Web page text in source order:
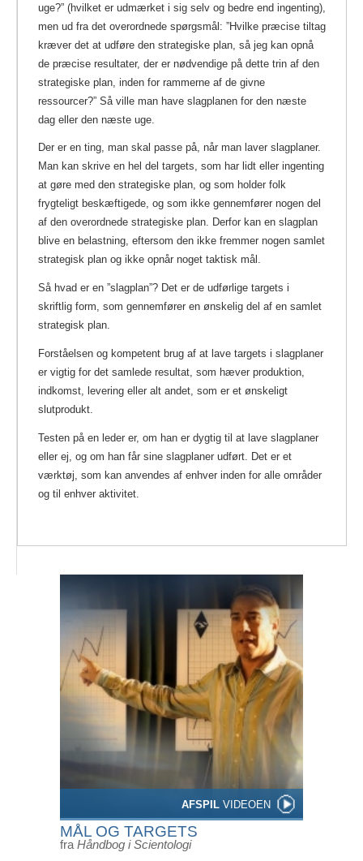
AFSPIL VIDEOEN
MÅL OG TARGETS
fra Håndbog i Scientologi
uge?” (hvilket er udmærket i sig selv og bedre end ingenting),
men ud fra det overordnede spørgsmål: ”Hvilke præcise tiltag
kræver det at udføre den strategiske plan, så jeg kan opnå
de præcise resultater, der er nødvendige på dette trin af den
strategiske plan, inden for rammerne af de givne
ressourcer?” Så ville man have slagplanen for den næste
dag eller den næste uge.
Der er en ting, man skal passe på, når man laver slagplaner.
Man kan skrive en hel del targets, som har lidt eller ingenting
at gøre med den strategiske plan, og som holder folk
frygteligt beskæftigede, og som ikke gennemfører nogen del
af den overordnede strategiske plan. Derfor kan en slagplan
blive en belastning, eftersom den ikke fremmer nogen samlet
strategisk plan og ikke opnår noget taktisk mål.
Så hvad er en ”slagplan”? Det er de udførlige targets i
skriftlig form, som gennemfører en ønskelig del af en samlet
strategisk plan.
Forståelsen og kompetent brug af at lave targets i slagplaner
er vigtig for det samlede resultat, som hæver produktion,
indkomst, levering eller alt andet, som er et ønskeligt
slutprodukt.
Testen på en leder er, om han er dygtig til at lave slagplaner
eller ej, og om han får sine slagplaner udført. Det er et
værktøj, som kan anvendes af enhver inden for alle områder
og til enhver aktivitet.